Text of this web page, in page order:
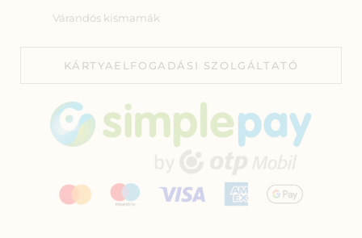
Várandós kismamák
KÁRTYAELFOGADÁSI SZOLGÁLTATÓ